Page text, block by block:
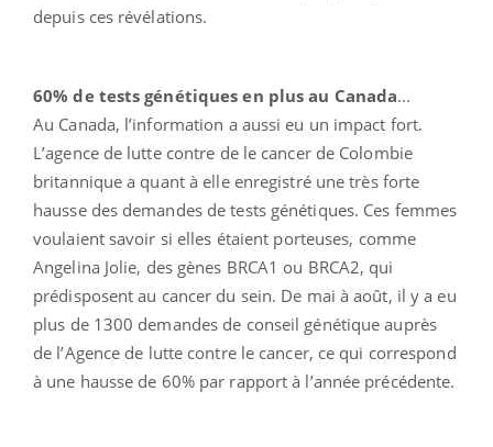
depuis ces révélations.
60% de tests génétiques en plus au Canada...
Au Canada, l’information a aussi eu un impact fort.
L’agence de lutte contre de le cancer de Colombie
britannique a quant à elle enregistré une très forte
hausse des demandes de tests génétiques. Ces femmes
voulaient savoir si elles étaient porteuses, comme
Angelina Jolie, des gènes BRCA1 ou BRCA2, qui
prédisposent au cancer du sein. De mai à août, il y a eu
plus de 1300 demandes de conseil génétique auprès
de l’Agence de lutte contre le cancer, ce qui correspond
à une hausse de 60% par rapport à l’année précédente.